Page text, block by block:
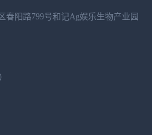
春阳路799号和记Ag娱乐生物产业园